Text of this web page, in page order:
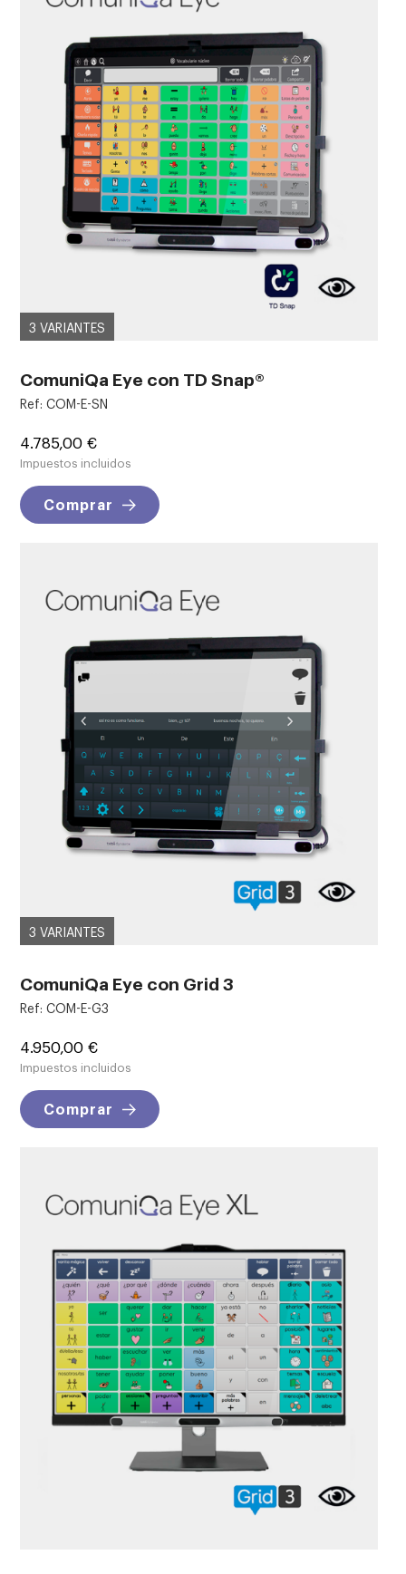
3 VARIANTES
ComuniQa Eye con TD Snap®
Ref: COM-E-SN
Precio
4.785,00 €
Impuestos incluidos
Comprar
3 VARIANTES
ComuniQa Eye con Grid 3
Ref: COM-E-G3
Precio
4.950,00 €
Impuestos incluidos
Comprar